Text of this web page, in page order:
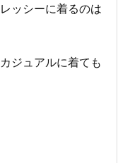
ッシーに着るのは
ジュアルに着ても